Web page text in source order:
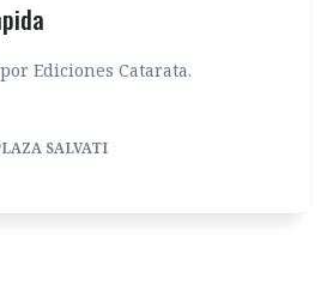
Ediciones Catarata.
SALVATI